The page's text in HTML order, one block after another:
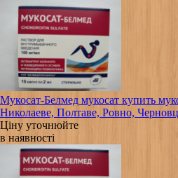
Мукосат-Белмед мукосат купить
Николаеве, Полтаве, Ровно,
Ціну уточнюйте
в наявності